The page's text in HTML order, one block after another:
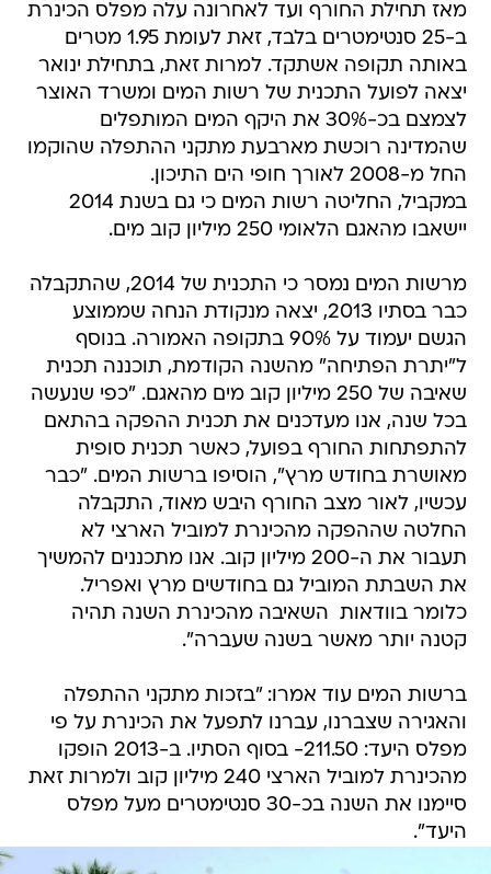
מאז תחילת החורף ועד לאחרונה עלה מפלס הכינרת
ב-25 סנטימטרים בלבד, זאת לעומת 1.95 מטרים
באותה תקופה אשתקד. למרות זאת, בתחילת ינואר
יצאה לפועל התכנית של רשות המים ומשרד האוצר
לצמצם בכ-30% את היקף המים המותפלים
שהמדינה רוכשת מארבעת מתקני ההתפלה שהוקמו
החל מ-2008 לאורך חופי הים התיכון.
במקביל, החליטה רשות המים כי גם בשנת 2014
יישאבו מהאגם הלאומי 250 מיליון קוב מים.
מרשות המים נמסר כי התכנית של 2014, שהתקבלה
כבר בסתיו 2013, יצאה מנקודת הנחה שממוצע
הגשם יעמוד על 90% בתקופה האמורה. בנוסף
ל"יתרת הפתיחה" מהשנה הקודמת, תוכננה תכנית
שאיבה של 250 מיליון קוב מים מהאגם. "כפי שנעשה
בכל שנה, אנו מעדכנים את תכנית ההפקה בהתאם
להתפתחות החורף בפועל, כאשר תכנית סופית
מאושרת בחודש מרץ", הוסיפו ברשות המים. "כבר
עכשיו, לאור מצב החורף היבש מאוד, התקבלה
החלטה שההפקה מהכינרת למוביל הארצי לא
תעבור את ה-200 מיליון קוב. אנו מתכננים להמשיך
את השבתת המוביל גם בחודשים מרץ ואפריל.
כלומר בוודאות  השאיבה מהכינרת השנה תהיה
קטנה יותר מאשר בשנה שעברה".
ברשות המים עוד אמרו: "בזכות מתקני ההתפלה
והאגירה שצברנו, עברנו לתפעל את הכינרת על פי
מפלס היעד: 211.50- בסוף הסתיו. ב-2013 הופקו
מהכינרת למוביל הארצי 240 מיליון קוב ולמרות זאת
סיימנו את השנה בכ-30 סנטימטרים מעל מפלס
היעד".